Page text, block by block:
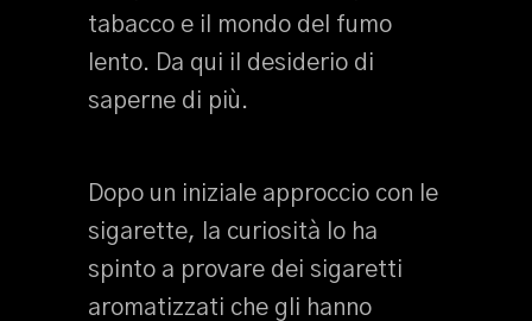
tabacco e il mondo del fumo
lento. Da qui il desiderio di
saperne di più.
Dopo un iniziale approccio con le
sigarette, la curiosità lo ha
spinto a provare dei sigaretti
aromatizzati che gli hanno